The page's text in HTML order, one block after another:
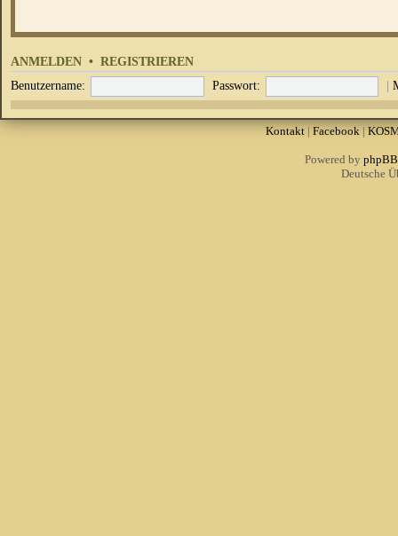
ANMELDEN • REGISTRIEREN
Benutzername: Passwort: |
Kontakt| Facebook|
Powered by phpBB
Deutsche